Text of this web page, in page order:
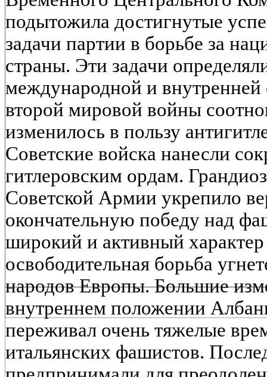
подытожила достигнутые
задачи партии в борьбе за
страны. Эти задачи
международной и внутренней
второй мировой войны
изменилось в пользу
Советские войска нанесли
гитлеровским ордам.
Советской Армии укрепило
окончательную победу над
широкий и активный
освободительная борьба
народов Европы. Большие
внутреннем положении
переживал очень тяжелые
итальянских фашистов.